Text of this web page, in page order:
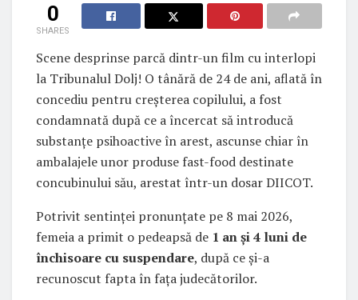
0
SHARES
Scene desprinse parcă dintr-un film cu interlopi
la Tribunalul Dolj! O tânără de 24 de ani, aflată în
concediu pentru creșterea copilului, a fost
condamnată după ce a încercat să introducă
substanțe psihoactive în arest, ascunse chiar în
ambalajele unor produse fast-food destinate
concubinului său, arestat într-un dosar DIICOT.
Potrivit sentinței pronunțate pe 8 mai 2026,
femeia a primit o pedeapsă de 1 an și 4 luni de
închisoare cu suspendare, după ce și-a
recunoscut fapta în fața judecătorilor.